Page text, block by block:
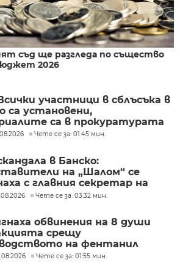
съд ще разгледа по същество
2026
участници в сблъсъка в
са установени,
са в прокуратурата
Чете се за: 01:45 мин.
в Банско:
на „Шалом“ се
с главния секретар на
Чете се за: 03:32 мин.
обвинения на 8 души
срещу
на фентанил
Чете се за: 01:55 мин.